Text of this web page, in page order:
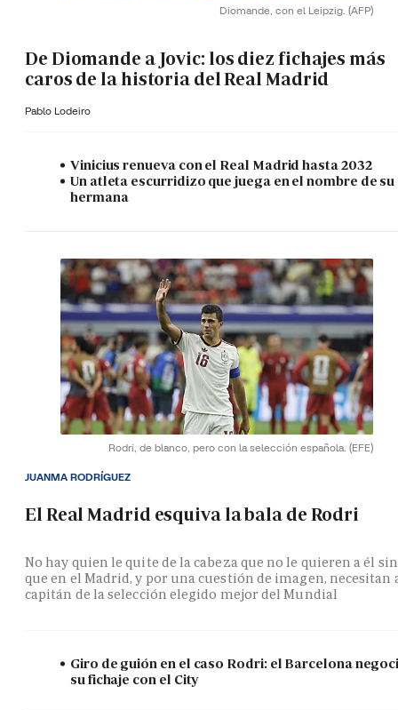
Diomande, con el Leipzig. (AFP)
De Diomande a Jovic: los diez fichajes más
caros de la historia del Real Madrid
Pablo Lodeiro
Vinicius renueva con el Real Madrid hasta 2032
Un atleta escurridizo que juega en el nombre de su
hermana
Rodri, de blanco, pero con la selección española. (EFE)
El Real Madrid esquiva la bala de Rodri
No hay quien le quite de la cabeza que no le quieren a él
que en el Madrid, y por una cuestión de imagen, necesitan
capitán de la selección elegido mejor del Mundial
JUANMA RODRÍGUEZ
Giro de guión en el caso Rodri: el Barcelona
su fichaje con el City